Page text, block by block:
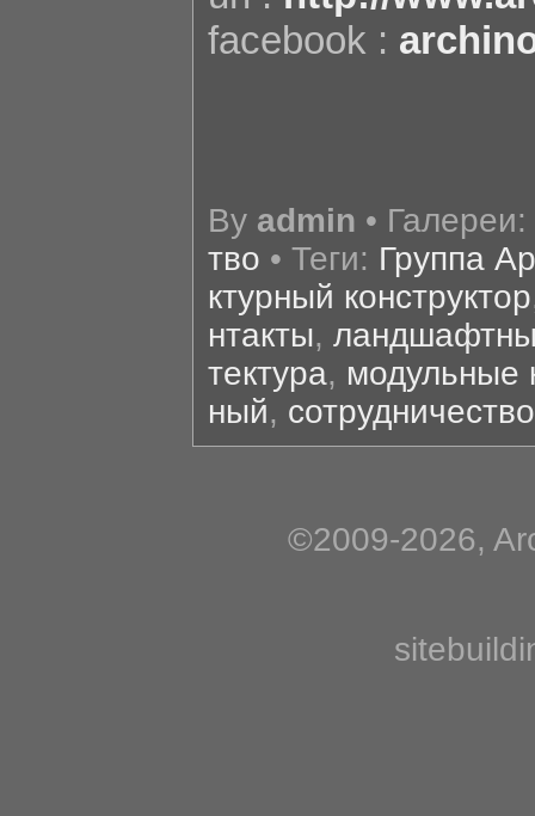
facebook :
By admin • Галереи:
тво • Теги: Группа
ктурный конструктор
нтакты,
тектура, модульные
ный, сотрудничество
©2009-2026,